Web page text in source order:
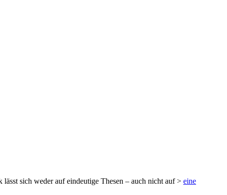
sich weder auf eindeutige Thesen – auch nicht auf > eine